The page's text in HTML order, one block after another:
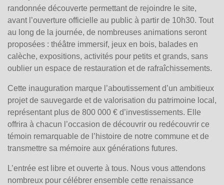
randonnée découverte permettant de rejoindre le site,
avant l’ouverture officielle au public à partir de 10h30. Tout
au long de la journée, de nombreuses animations seront
proposées : théâtre immersif, jeux en bois, balades en
calèche, expositions, activités pour petits et grands, sans
oublier un espace de restauration et de rafraîchissements.
Cette inauguration marque l’aboutissement d’un ambitieux
projet de sauvegarde et de valorisation du patrimoine local,
représentant plus de 800 000 € d’investissements. Elle
offrira à chacun l’occasion de découvrir ou redécouvrir ce
témoin remarquable de l’histoire de notre commune et de
transmettre sa mémoire aux générations futures.
L’entrée est libre et ouverte à tous. Nous vous attendons
nombreux pour célébrer ensemble cette renaissance